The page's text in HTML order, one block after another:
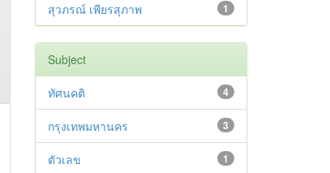
1
สุวภรณ์ เพียรสุภาพ
Subject
4
ทัศนคติ
3
กรุงเทพมหานคร
1
ตัวเลข